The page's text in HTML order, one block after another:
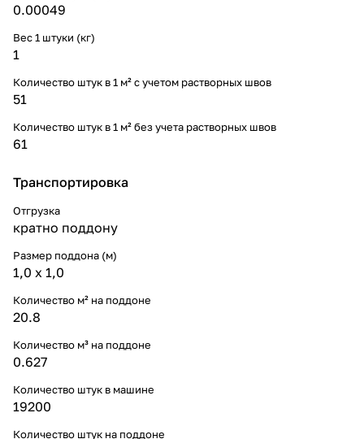
0.00049
Вес 1 штуки (кг)
1
Количество штук в 1 м² с учетом растворных швов
51
Количество штук в 1 м² без учета растворных швов
61
Транспортировка
Отгрузка
кратно поддону
Размер поддона (м)
1,0 х 1,0
Количество м² на поддоне
20.8
Количество м³ на поддоне
0.627
Количество штук в машине
19200
Количество штук на поддоне